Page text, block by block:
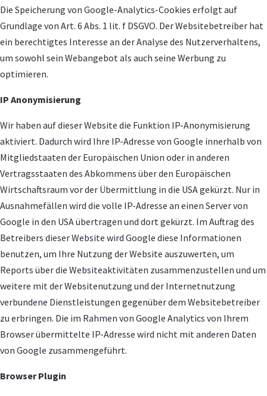
Die Speicherung von Google-Analytics-Cookies erfolgt auf
Grundlage von Art. 6 Abs. 1 lit. f DSGVO. Der Websitebetreiber hat
ein berechtigtes Interesse an der Analyse des Nutzerverhaltens,
um sowohl sein Webangebot als auch seine Werbung zu
optimieren.
IP Anonymisierung
Wir haben auf dieser Website die Funktion IP-Anonymisierung
aktiviert. Dadurch wird Ihre IP-Adresse von Google innerhalb von
Mitgliedstaaten der Europäischen Union oder in anderen
Vertragsstaaten des Abkommens über den Europäischen
Wirtschaftsraum vor der Übermittlung in die USA gekürzt. Nur in
Ausnahmefällen wird die volle IP-Adresse an einen Server von
Google in den USA übertragen und dort gekürzt. Im Auftrag des
Betreibers dieser Website wird Google diese Informationen
benutzen, um Ihre Nutzung der Website auszuwerten, um
Reports über die Websiteaktivitäten zusammenzustellen und um
weitere mit der Websitenutzung und der Internetnutzung
verbundene Dienstleistungen gegenüber dem Websitebetreiber
zu erbringen. Die im Rahmen von Google Analytics von Ihrem
Browser übermittelte IP-Adresse wird nicht mit anderen Daten
von Google zusammengeführt.
Browser Plugin